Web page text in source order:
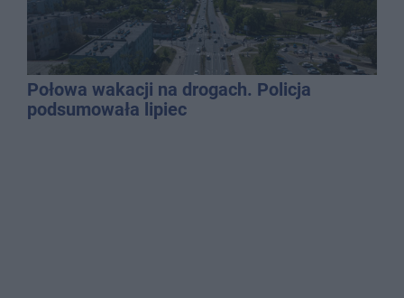
Połowa wakacji na drogach. Policja
podsumowała lipiec